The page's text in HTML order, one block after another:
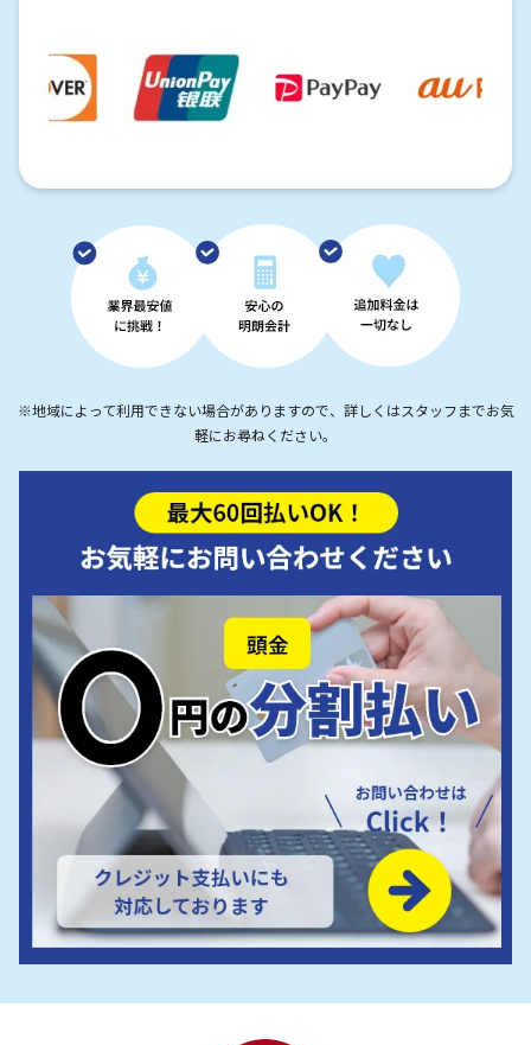
※地域によって利用できない場合がありますので、詳しくはスタッフまでお気
軽にお尋ねください。